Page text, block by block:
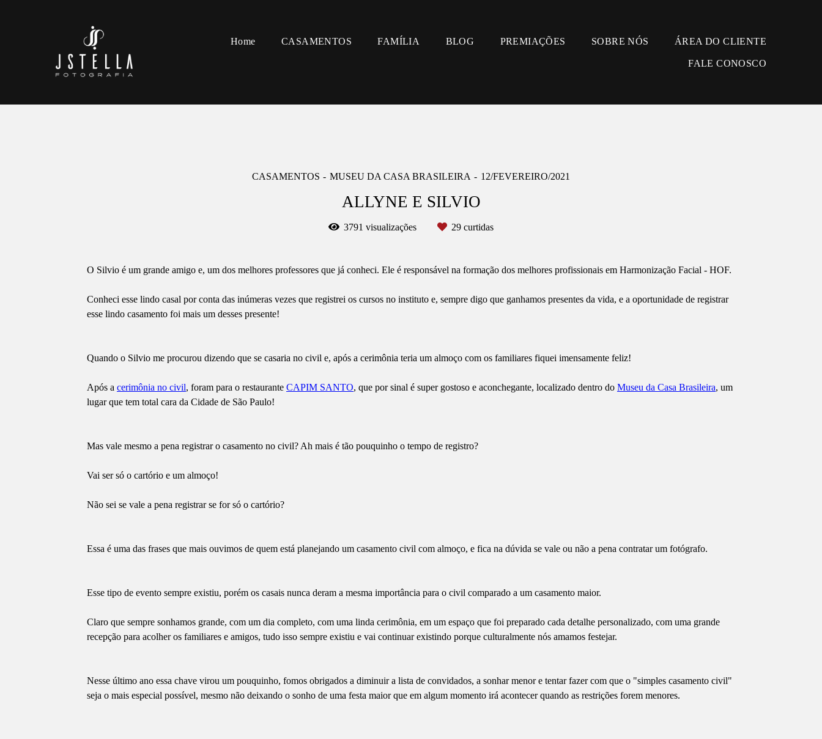
Home CASAMENTOS FAMÍLIA BLOG PREMIAÇÕES SOBRE NÓS ÁREA DO CLIENTE
FALE CONOSCO
CASAMENTOS MUSEU DA CASA BRASILEIRA 12/FEVEREIRO/2021
ALLYNE E SILVIO
3791 visualizações 29 curtidas
O Silvio é um grande amigo e, um dos melhores professores que já conheci. Ele é responsável na formação dos melhores profissionais em Harmonização Facial - HOF.
Conheci esse lindo casal por conta das inúmeras vezes que registrei os cursos no instituto e, sempre digo que ganhamos presentes da vida, e a oportunidade de registrar
esse lindo casamento foi mais um desses presente!
Quando o Silvio me procurou dizendo que se casaria no civil e, após a cerimônia teria um almoço com os familiares fiquei imensamente feliz!
Após a cerimônia no civil, foram para o restaurante CAPIM SANTO, que por sinal é super gostoso e aconchegante, localizado dentro do Museu da Casa Brasileira, um
lugar que tem total cara da Cidade de São Paulo!
Mas vale mesmo a pena registrar o casamento no civil? Ah mais é tão pouquinho o tempo de registro?
Vai ser só o cartório e um almoço!
Não sei se vale a pena registrar se for só o cartório?
Essa é uma das frases que mais ouvimos de quem está planejando um casamento civil com almoço, e fica na dúvida se vale ou não a pena contratar um fotógrafo.
Esse tipo de evento sempre existiu, porém os casais nunca deram a mesma importância para o civil comparado a um casamento maior.
Claro que sempre sonhamos grande, com um dia completo, com uma linda cerimônia, em um espaço que foi preparado cada detalhe personalizado, com uma grande
recepção para acolher os familiares e amigos, tudo isso sempre existiu e vai continuar existindo porque culturalmente nós amamos festejar.
Nesse último ano essa chave virou um pouquinho, fomos obrigados a diminuir a lista de convidados, a sonhar menor e tentar fazer com que o "simples casamento civil"
seja o mais especial possível, mesmo não deixando o sonho de uma festa maior que em algum momento irá acontecer quando as restrições forem menores.